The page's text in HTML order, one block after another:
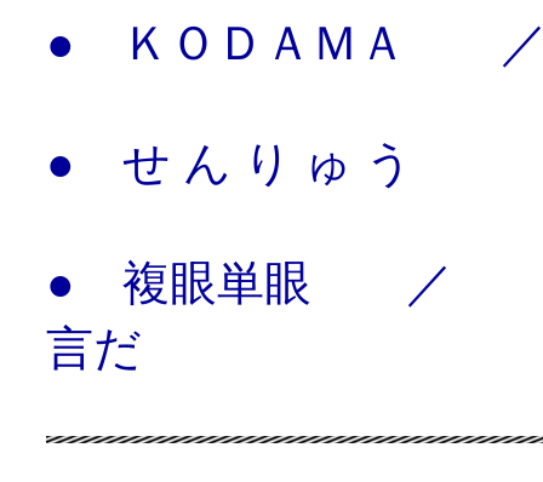
● ＫＯＤＡＭＡ
● せ ん り ゅ う
● 複眼単眼 ／ 菅
言だ